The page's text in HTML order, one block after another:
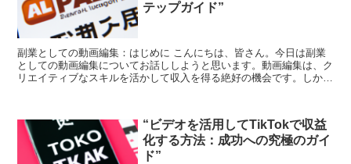
テップガイド”
副業としての動画編集：はじめに こんにちは、皆さん。今日は副業
としての動画編集についてお話ししようと思います。動画編集は、ク
リエイティブなスキルを活かして収入を得る絶好の機会です。しか
“ビデオを活用してTikTokで収益
化する方法：成功への究極のガイ
ド”